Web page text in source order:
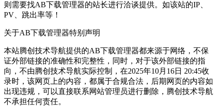
则需要找AB下载管理器的站长进行洽谈提供。如该站的IP、
PV、跳出率等！
关于AB下载管理器特别声明
本站腾创技术导航提供的AB下载管理器都来源于网络，不保
证外部链接的准确性和完整性，同时，对于该外部链接的指
向，不由腾创技术导航实际控制，在2025年10月16日 20:45收
录时，该网页上的内容，都属于合规合法，后期网页的内容如
出现违规，可以直接联系网站管理员进行删除，腾创技术导航
不承担任何责任。